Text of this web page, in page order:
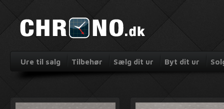
Ure til salg Tilbehør Sælg dit ur Byt dit ur